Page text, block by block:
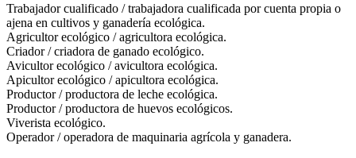
Trabajador cualificado / trabajadora cualificada por cuenta propia o
ajena en cultivos y ganadería ecológica.
Agricultor ecológico / agricultora ecológica.
Criador / criadora de ganado ecológico.
Avicultor ecológico / avicultora ecológica.
Apicultor ecológico / apicultora ecológica.
Productor / productora de leche ecológica.
Productor / productora de huevos ecológicos.
Viverista ecológico.
Operador / operadora de maquinaria agrícola y ganadera.